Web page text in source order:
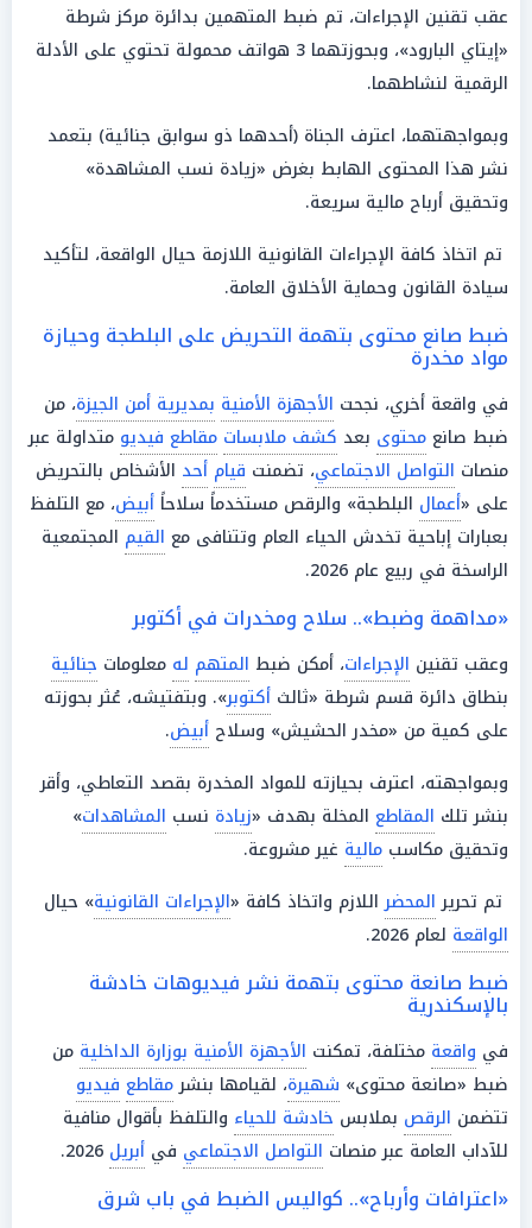
عقب تقنين الإجراءات، تم ضبط المتهمين بدائرة مركز شرطة
«إيتاي البارود»، وبحوزتهما 3 هواتف محمولة تحتوي على الأدلة
الرقمية لنشاطهما.
وبمواجهتهما، اعترف الجناة (أحدهما ذو سوابق جنائية) بتعمد
نشر هذا المحتوى الهابط بغرض «زيادة نسب المشاهدة»
وتحقيق أرباح مالية سريعة.
تم اتخاذ كافة الإجراءات القانونية اللازمة حيال الواقعة، لتأكيد
سيادة القانون وحماية الأخلاق العامة.
ضبط صانع محتوى بتهمة التحريض على البلطجة وحيازة
مواد مخدرة
في واقعة أخري، نجحت الأجهزة الأمنية بمديرية أمن الجيزة، من
ضبط صانعمحتوى بعد كشف ملابسات مقاطع فيديو متداولة عبر
منصات التواصل الاجتماعي، تضمنت قيام أحد الأشخاص بالتحريض
على «أعمال البلطجة» والرقص مستخدماً سلاحاً أبيض، مع التلفظ
بعبارات إباحية تخدش الحياء العام وتتنافى مع القيم المجتمعية
الراسخة في ربيع عام 2026.
«مداهمة وضبط».. سلاح ومخدرات في أكتوبر
وعقب تقنين الإجراءات، أمكن ضبط المتهم له معلومات جنائية
بنطاق دائرة قسم شرطة «ثالث أكتوبر». وبتفتيشه، عُثر بحوزته
على كمية من «مخدر الحشيش» وسلاح أبيض.
وبمواجهته، اعترف بحيازته للمواد المخدرة بقصد التعاطي، وأقر
بنشر تلك المقاطع المخلة بهدف «زيادة نسب المشاهدات»
وتحقيق مكاسب مالية غير مشروعة.
تم تحريرالمحضراللازم واتخاذ كافة «الإجراءات القانونية» حيال
الواقعة لعام 2026.
ضبط صانعة محتوى بتهمة نشر فيديوهات خادشة
بالإسكندرية
في واقعة مختلفة، تمكنت الأجهزة الأمنية بوزارة الداخلية من
ضبط «صانعة محتوى» شهيرة، لقيامها بنشرمقاطع فيديو
تتضمن الرقص بملابس خادشة للحياء والتلفظ بأقوال منافية
للآداب العامة عبر منصات التواصل الاجتماعي في أبريل
«اعترافات وأرباح».. كواليس الضبط في باب شرق